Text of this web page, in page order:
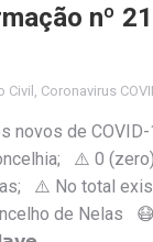
nº
Civil Coronavirus
novos de
⚠️ 0
⚠️ No total
de